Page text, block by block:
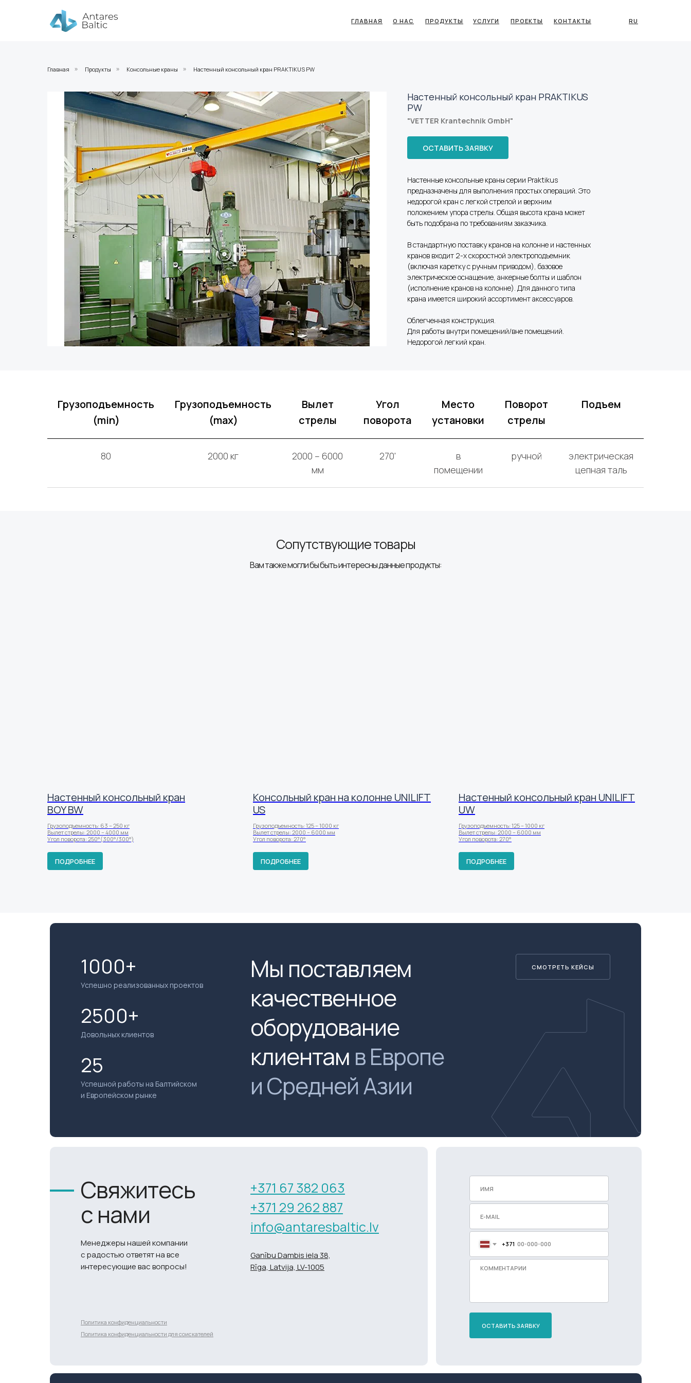
КОНТАКТЫ
ГЛАВНАЯ О НАС ПРОДУКТЫ УСЛУГИ ПРОЕКТЫ RU
Главная » Продукты » Консольные краны » Настенный консольный кран PRAKTIKUS PW
Настенный консольный кран PRAKTIKUS
PW
"VETTER Krantechnik GmbH"
ОСТАВИТЬ ЗАЯВКУ
Настенные консольные краны серии Praktikus
предназначены для выполнения простых операций. Это
недорогой кран с легкой стрелой и верхним
положением упора стрелы. Общая высота крана может
быть подобрана по требованиям заказчика.
В стандартную поставку кранов на колонне и настенных
кранов входит 2-х скоростной электроподъемник
(включая каретку с ручным приводом), базовое
электрическое оснащение, анкерные болты и шаблон
(исполнение кранов на колонне). Для данного типа
крана имеется широкий ассортимент аксессуаров.
Облегченная конструкция.
Для работы внутри помещений/вне помещений.
Недорогой легкий кран.
Грузоподъемность
(min)
Грузоподъемность
(max)
Вылет
стрелы
Угол
поворота
Место
установки
Поворот
стрелы
Подъем
80 2000 кг
2000 – 6000
мм
270'
в
помещении
ручной
электрическая
цепная таль
Вам также могли бы быть интересны данные продукты:
Сопутствующие товары
Настенный консольный кран
BOY BW
Грузоподъемность: 63 – 250 кг
Вылет стрелы: 2000 – 4000 мм
Угол поворота: 250°(300°/300°)
ПОДРОБНЕЕ
Консольный кран на колонне UNILIFT
US
Грузоподъемность: 125 – 1000 кг
Вылет стрелы: 2000 – 6000 мм
Угол поворота: 270°
ПОДРОБНЕЕ
Настенный консольный кран UNILIFT
UW
Грузоподъемность: 125 – 1000 кг
Вылет стрелы: 2000 – 6000 мм
Угол поворота: 270°
ПОДРОБНЕЕ
Мы поставляем
качественное
оборудование
клиентам в Европе
и Средней Азии
1000+
Успешно реализованных проектов
СМОТРЕТЬ КЕЙСЫ
25
Успешной работы на Балтийском
и Европейском рынке
2500+
Довольных клиентов
Менеджеры нашей компании
с радостью ответят на все
интересующие вас вопросы!
Свяжитесь
с нами
+371 67 382 063
+371 29 262 887
info@antaresbaltic.lv
Ganību Dambis iela 38,
Rīga, Latvija, LV-1005
Политика конфиденциальности
Политика конфиденциальности для соискателей
+371
ОСТАВИТЬ ЗАЯВКУ